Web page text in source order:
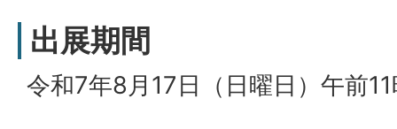
出展期間
令和7年8月17日（日曜日）午前